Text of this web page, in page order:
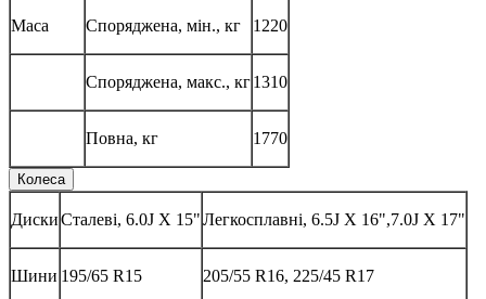
Маса Споряджена, мін., кг 1220
Споряджена, макс., кг1310
Повна, кг 1770
Колеса
ДискиСталеві, 6.0J X 15"Легкосплавні, 6.5J X 16",7.0J X 17"
Шини 195/65 R15 205/55 R16, 225/45 R17